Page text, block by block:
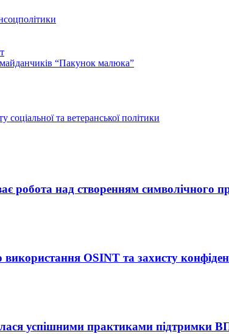
“Пакунок малюка”
соціальної та ветеранської політики
робота над створенням символічного
OSINT та захисту
успішними практиками підтримки